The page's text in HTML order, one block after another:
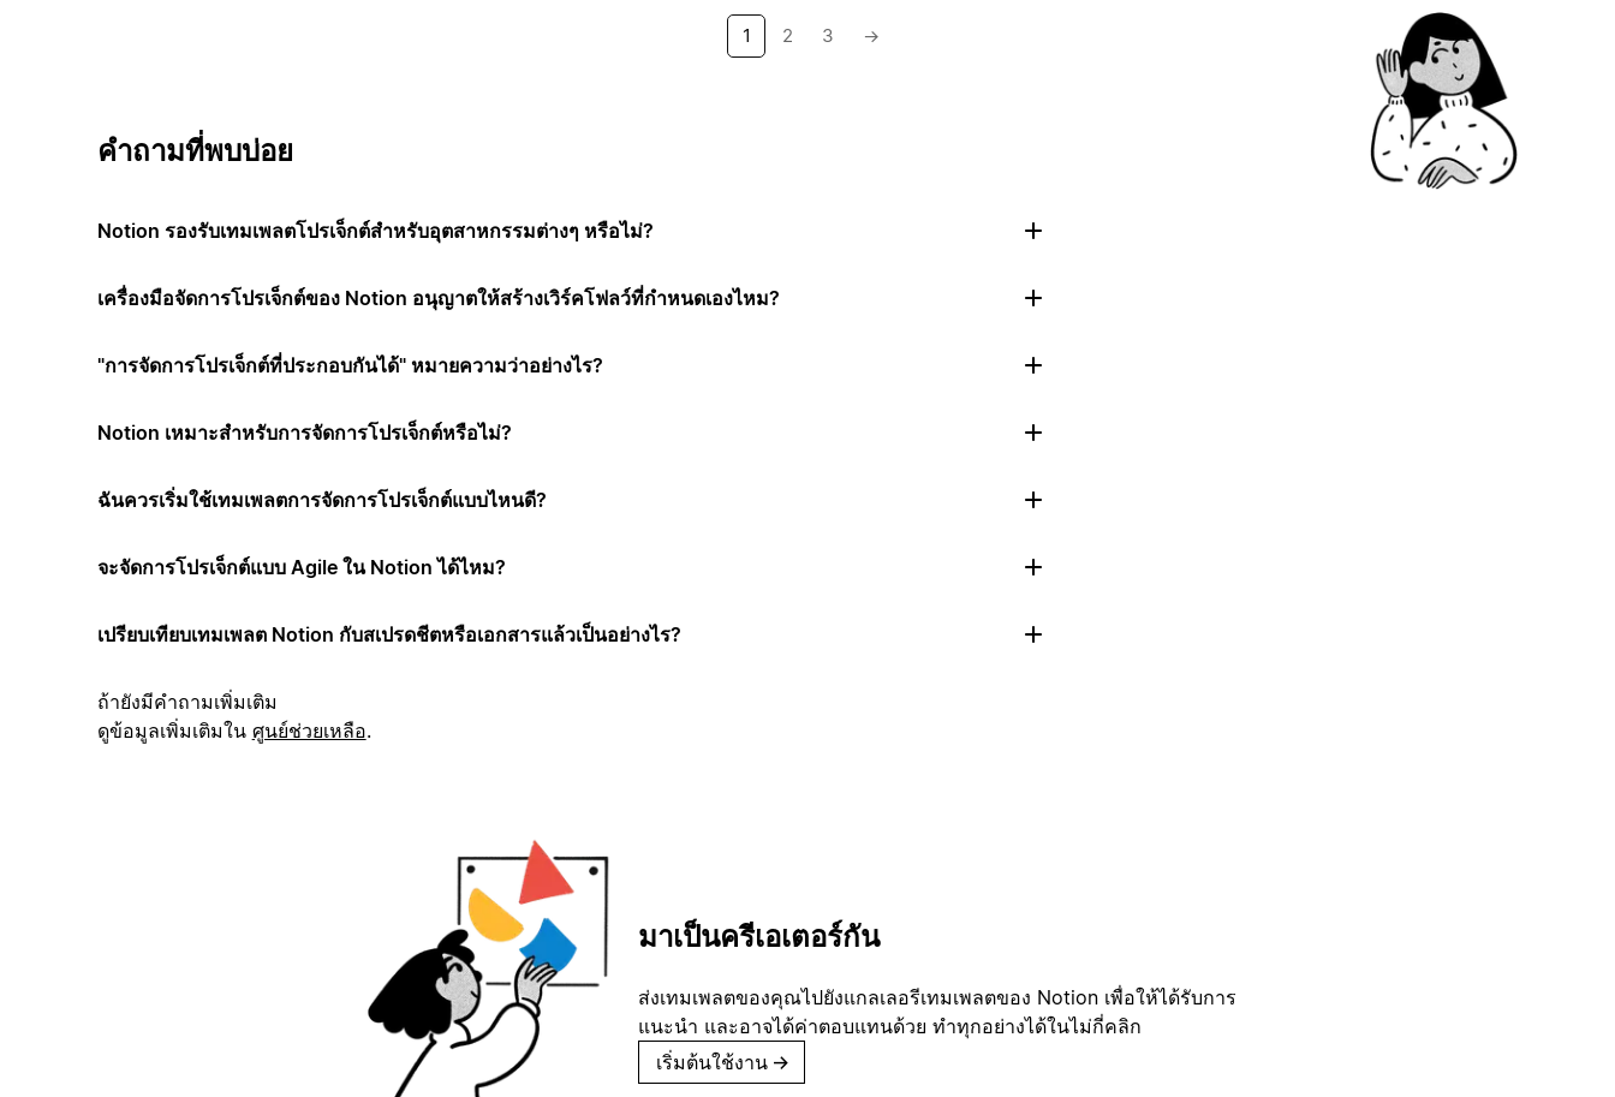
1 2 3 →
คำถามที่พบบ่อย
Notion รองรับเทมเพลตโปรเจ็กต์สำหรับอุตสาหกรรมต่างๆ หรือไม่?
เครื่องมือจัดการโปรเจ็กต์ของ Notion อนุญาตให้สร้างเวิร์คโฟลว์ที่กำหนดเองไหม?
"การจัดการโปรเจ็กต์ที่ประกอบกันได้" หมายความว่าอย่างไร?
Notion เหมาะสำหรับการจัดการโปรเจ็กต์หรือไม่?
ฉันควรเริ่มใช้เทมเพลตการจัดการโปรเจ็กต์แบบไหนดี?
จะจัดการโปรเจ็กต์แบบ Agile ใน Notion ได้ไหม?
เปรียบเทียบเทมเพลต Notion กับสเปรดชีตหรือเอกสารแล้วเป็นอย่างไร?
ถ้ายังมีคำถามเพิ่มเติม
ดูข้อมูลเพิ่มเติมใน ศูนย์ช่วยเหลือ.
มาเป็นครีเอเตอร์กัน
ส่งเทมเพลตของคุณไปยังแกลเลอรีเทมเพลตของ Notion เพื่อให้ได้รับการ
แนะนำ และอาจได้ค่าตอบแทนด้วย ทำทุกอย่างได้ในไม่กี่คลิก
เริ่มต้นใช้งาน →